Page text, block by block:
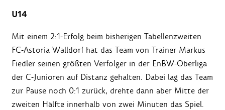
U14
Mit einem 2:1-Erfolg beim bisherigen Tabellenzweiten
FC-Astoria Walldorf hat das Team von Trainer Markus
Fiedler seinen größten Verfolger in der EnBW-Oberliga
der C-Junioren auf Distanz gehalten. Dabei lag das Team
zur Pause noch 0:1 zurück, drehte dann aber Mitte der
zweiten Hälfte innerhalb von zwei Minuten das Spiel.